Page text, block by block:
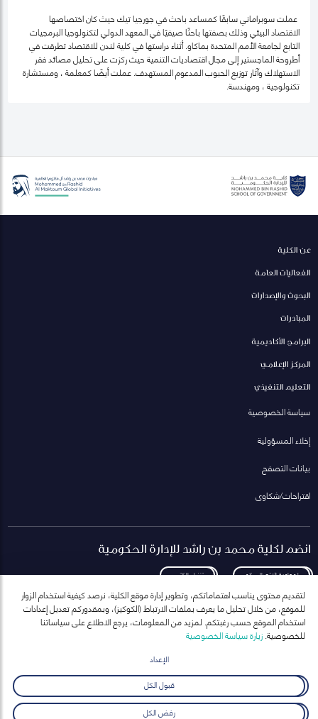
عملت سوبراماني سابقًا كمساعد باحث في جورجيا تيك حيث كان اختصاصها
الاقتصاد البيئي وذلك بصفتها باحثًا صيفيًا في المعهد الدولي لتكنولوجيا البرمجيات
التابع لجامعة الأمم المتحدة بماكاو. أثناء دراستها في كلية لندن للاقتصاد تطرقت في
أطروحة الماجستير إلى مجال اقتصاديات التنمية حيث ركزت على تحليل مصائد فقر
الاستهلاك وآثار توزيع الحبوب المدعوم المستهدف. عملت أيضًا كمعلمة ، ومستشارة
تكنولوجية ، ومهندسة.
عن الكلية
الفعاليات العامة
البحوث والإصدارات
المبادرات
البرامج الأكاديمية
المركز الإعلامي
التعليم التنفيذي
سياسة الخصوصية
إخلاء المسؤولية
بيانات التصفح
اقتراحات/شكاوى
انضم لكلية محمد بن راشد للإدارة الحكومية
لمعاودة الاتصال بكم تنزيل الكتيب
انضم إلى قائمة مراسلاتنا
ارسال
لتقديم محتوى يناسب اهتماماتكم، وتطوير إدارة موقع الكلية، نرصد كيفية استخدام الزوار
للموقع، من خلال تحليل ما يعرف بملفات الارتباط (الكوكيز)، وبمقدوركم تعديل إعدادات
استخدام الموقع حسب رغبتكم. لمزيد من المعلومات، يرجع الاطلاع على سياساتنا
للخصوصية.زيارة سياسة الخصوصية
الإعداد
قبول الكل
رفض الكل